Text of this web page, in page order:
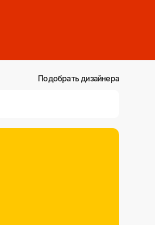
Подобрать дизайнера